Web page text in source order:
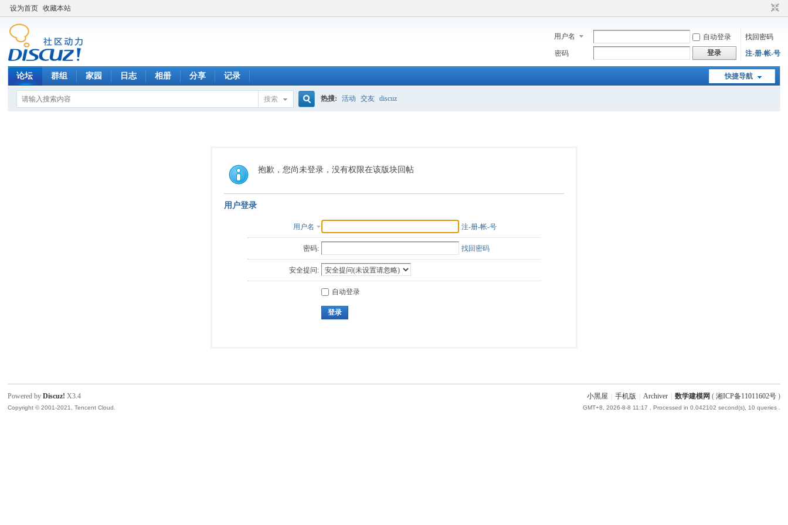
设为首页 收藏本站
用户名 自动登录
找回密码
密码
登录 注-册-帐-号
快捷导航
论坛 群组 家园 日志 相册 分享 记录
搜索
索
热搜: 活动 交友 discuz
抱歉，您尚未登录，没有权限在该版块回帖
用户登录
用户名 注-册-帐-号
密码: 找回密码
安全提问:
自动登录
登录
小黑屋 手机版 Archiver 数学建模网 ( 湘ICP备11011602号)
GMT+8, 2026-8-8 11:17 , Processed in 0.042102 second(s), 10 queries .
Powered byDiscuz! X3.4
Copyright © 2001-2021, Tencent Cloud.